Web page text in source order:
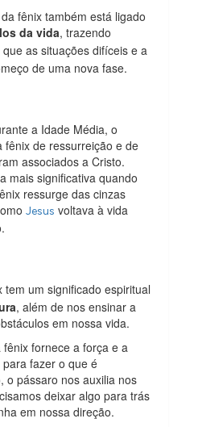
fênix também está ligado
da vida, trazendo
as situações difíceis e a
de uma nova fase.
a Idade Média, o
fênix de ressurreição e de
associados a Cristo.
mais significativa quando
ressurge das cinzas
Jesus voltava à vida
tem um significado espiritual
, além de nos ensinar a
em nossa vida.
fornece a força e a
fazer o que é
o pássaro nos auxilia nos
deixar algo para trás
em nossa direção.